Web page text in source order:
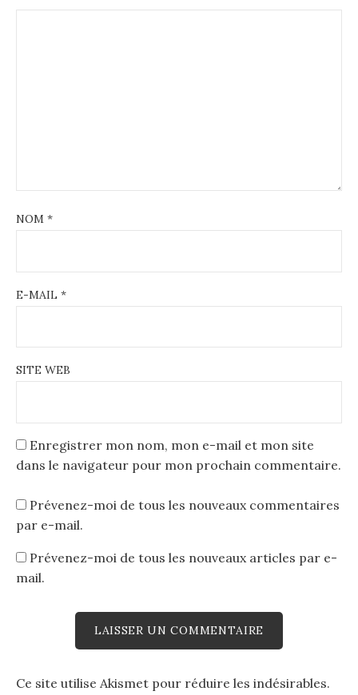
NOM *
E-MAIL *
SITE WEB
Enregistrer mon nom, mon e-mail et mon site
dans le navigateur pour mon prochain commentaire.
Prévenez-moi de tous les nouveaux commentaires
par e-mail.
Prévenez-moi de tous les nouveaux articles par e-
mail.
Ce site utilise Akismet pour réduire les indésirables.